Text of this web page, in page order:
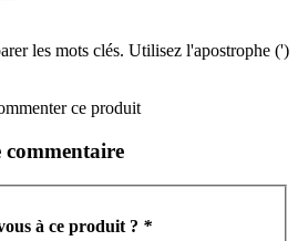
les mots clés. Utilisez l'apostrophe (')
ce produit
à ce produit ? *